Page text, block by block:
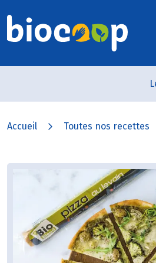
Accueil Toutes nos recettes